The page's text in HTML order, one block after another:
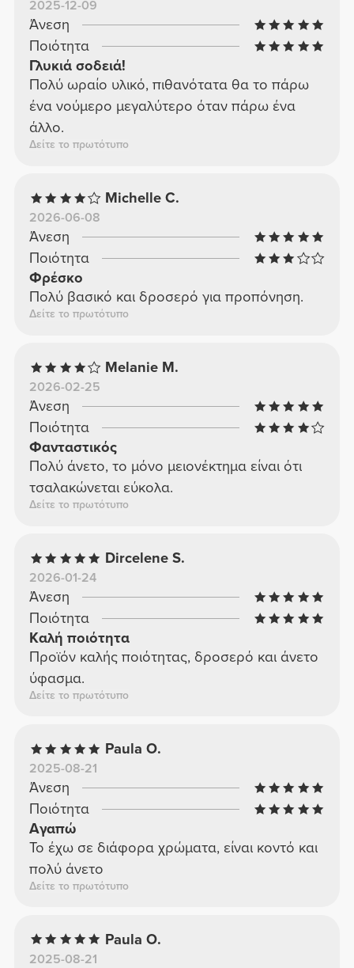
2025-12-09
Άνεση
Ποιότητα
Γλυκιά σοδειά!
Πολύ ωραίο υλικό, πιθανότατα θα το πάρω
ένα νούμερο μεγαλύτερο όταν πάρω ένα
άλλο.
Δείτε το πρωτότυπο
Michelle C.
2026-06-08
Άνεση
Ποιότητα
Φρέσκο
Πολύ βασικό και δροσερό για προπόνηση.
Δείτε το πρωτότυπο
Melanie M.
2026-02-25
Άνεση
Ποιότητα
Φανταστικός
Πολύ άνετο, το μόνο μειονέκτημα είναι ότι
τσαλακώνεται εύκολα.
Δείτε το πρωτότυπο
Dircelene S.
2026-01-24
Άνεση
Ποιότητα
Καλή ποιότητα
Προϊόν καλής ποιότητας, δροσερό και άνετο
ύφασμα.
Δείτε το πρωτότυπο
Paula O.
2025-08-21
Άνεση
Ποιότητα
Αγαπώ
Το έχω σε διάφορα χρώματα, είναι κοντό και
πολύ άνετο
Δείτε το πρωτότυπο
Paula O.
2025-08-21